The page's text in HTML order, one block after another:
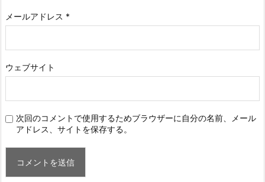
メールアドレス *
ウェブサイト
次回のコメントで使用するためブラウザーに自分の名前、メール
アドレス、サイトを保存する。